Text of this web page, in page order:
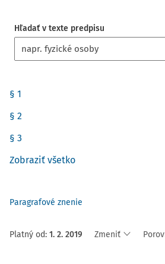
Hľadať v texte predpisu
§ 1
§ 2
§ 3
Zobraziť všetko
Paragrafové znenie
Platný od: 1. 2. 2019 Zmeniť